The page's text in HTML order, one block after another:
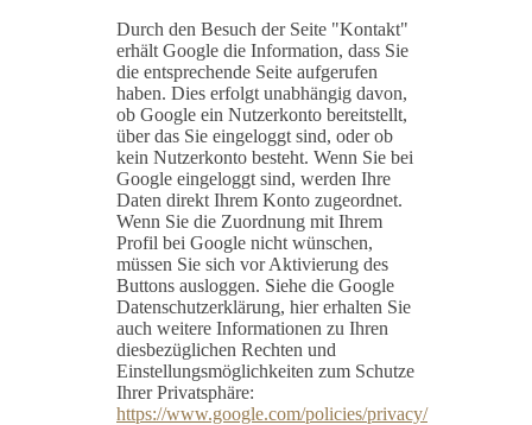
Durch den Besuch der Seite "Kontakt"
erhält Google die Information, dass Sie
die entsprechende Seite aufgerufen
haben. Dies erfolgt unabhängig davon,
ob Google ein Nutzerkonto bereitstellt,
über das Sie eingeloggt sind, oder ob
kein Nutzerkonto besteht. Wenn Sie bei
Google eingeloggt sind, werden Ihre
Daten direkt Ihrem Konto zugeordnet.
Wenn Sie die Zuordnung mit Ihrem
Profil bei Google nicht wünschen,
müssen Sie sich vor Aktivierung des
Buttons ausloggen. Siehe die Google
Datenschutzerklärung, hier erhalten Sie
auch weitere Informationen zu Ihren
diesbezüglichen Rechten und
Einstellungsmöglichkeiten zum Schutze
Ihrer Privatsphäre:
https://www.google.com/policies/privacy/